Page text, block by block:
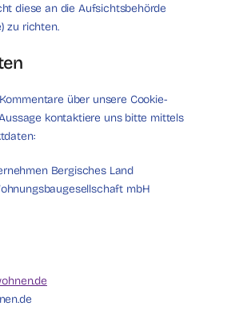
diese an die Aufsichtsbehörde
zu richten.
über unsere Cookie-
kontaktiere uns bitte mittels
Bergisches Land
mbH